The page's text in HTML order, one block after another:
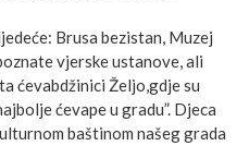
Brusa bezistan, Muzej
vjerske ustanove, ali
ćevabdžinici Željo,gdje su
ćevape u gradu”. Djeca
baštinom našeg grada